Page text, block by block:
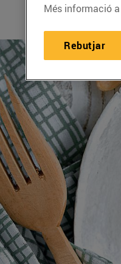
Més informació
Rebutjar